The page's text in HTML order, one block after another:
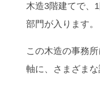
木造3階建てで、
部門が入ります。
この木造の事務
軸に、さまざま